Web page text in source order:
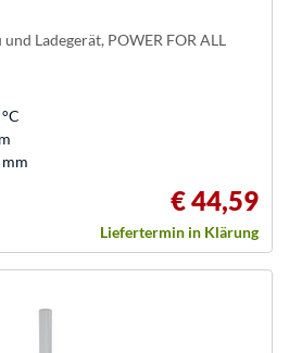
Ladegerät, POWER FOR ALL
€ 44,59
Liefertermin in Klärung